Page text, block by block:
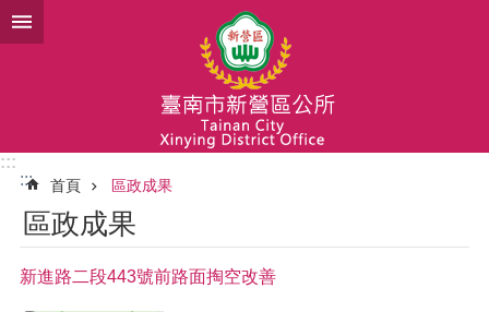
跳到主要內容區塊
:::
:::
首頁 區政成果
區政成果
新進路二段443號前路面掏空改善